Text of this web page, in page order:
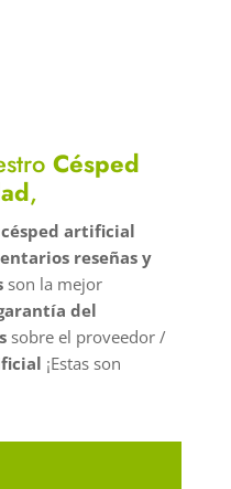
Césped
,
artificial
reseñas y
son la mejor
del
sobre el proveedor /
¡Estas son